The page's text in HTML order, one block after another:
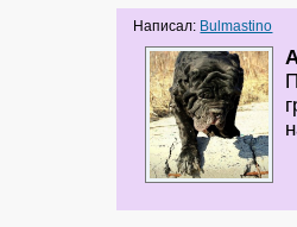
Написал: Bulmastino